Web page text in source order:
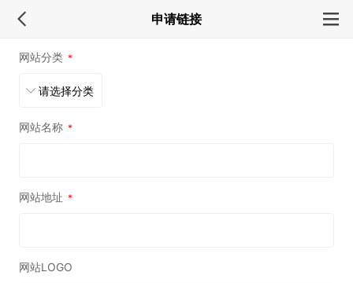
申请链接
网站分类 *
网站名称 *
网站地址 *
网站LOGO